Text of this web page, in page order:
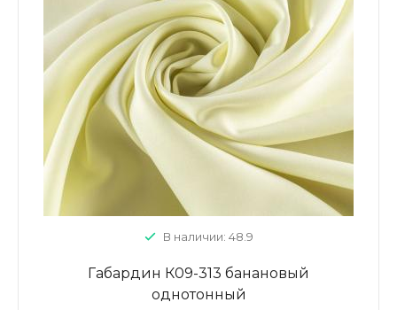
В наличии: 48.9
Габардин К09-313 банановый
однотонный